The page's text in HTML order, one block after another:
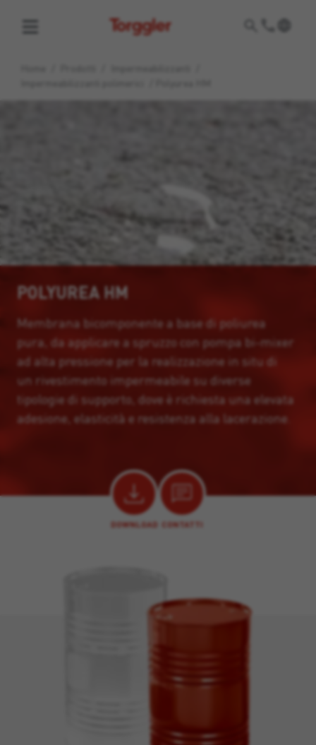
Torggler
POLYUREA HM
Membrana bicomponente a base di poliurea
pura, da applicare a spruzzo con pompa bi-mixer
ad alta pressione per la realizzazione in situ di
un rivestimento impermeabile su diverse
tipologie di supporto, dove è richiesta una elevata
adesione, elasticità e resistenza alla lacerazione.
DOWNLOAD CONTATTI